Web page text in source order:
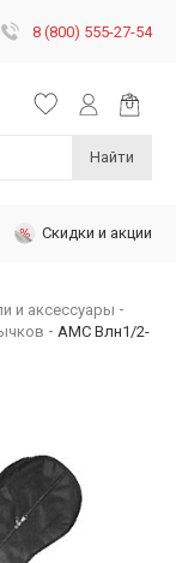
8 (800) 555-27-54
Найти
Скидки и акции
и аксессуары
AMC Влн1/2-